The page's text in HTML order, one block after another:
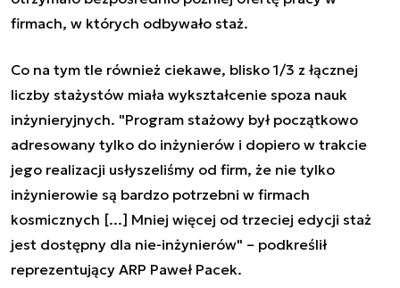
firmach, w których odbywało staż.
Co na tym tle również ciekawe, blisko 1/3 z łącznej
liczby stażystów miała wykształcenie spoza nauk
inżynieryjnych. "Program stażowy był początkowo
adresowany tylko do inżynierów i dopiero w trakcie
jego realizacji usłyszeliśmy od firm, że nie tylko
inżynierowie są bardzo potrzebni w firmach
kosmicznych [...] Mniej więcej od trzeciej edycji staż
jest dostępny dla nie-inżynierów" – podkreślił
reprezentujący ARP Paweł Pacek.